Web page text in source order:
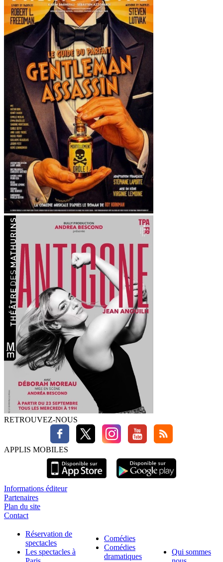
RETROUVEZ-NOUS
APPLIS MOBILES
Informations éditeur
Partenaires
Plan du site
Contact
Réservation de
spectacles
Les spectacles à
Comédies
Comédies
dramatiques
Qui sommes